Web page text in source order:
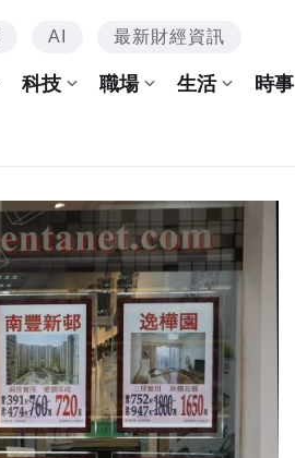
AI 最新財經資訊
科技 職場 生活 時事